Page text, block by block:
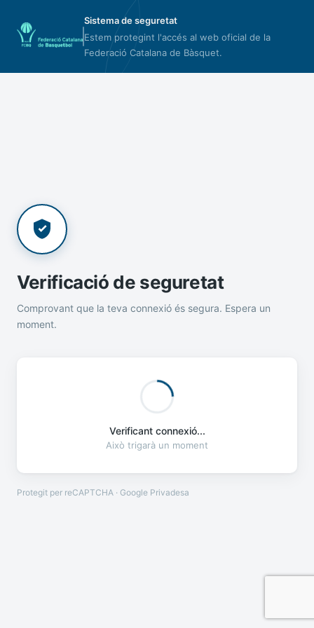
Sistema de seguretat
Estem protegint l'accés al web oficial de la
Federació Catalana de Bàsquet.
Verificació de seguretat
Comprovant que la teva connexió és segura. Espera un
moment.
Verificant connexió...
Això trigarà un moment
Protegit per reCAPTCHA · Google Privadesa